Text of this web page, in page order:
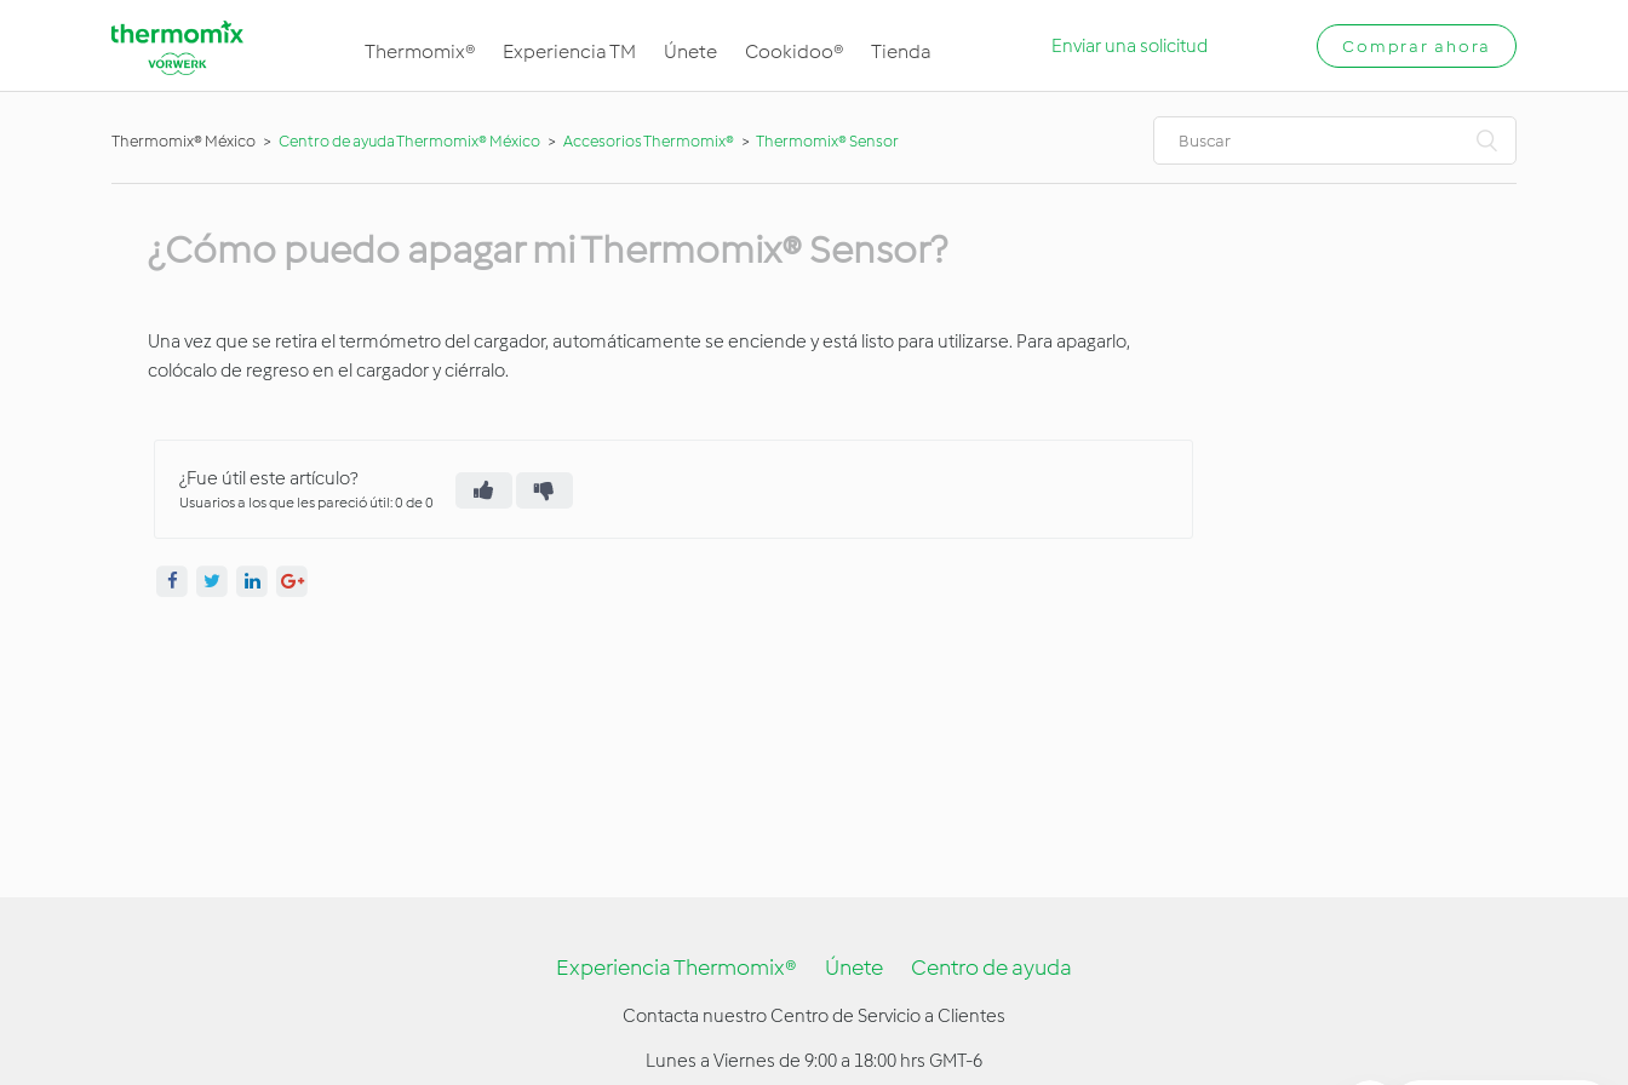
Thermomix® Experiencia TM Únete Cookidoo® Tienda Enviar una solicitud Comprar ahora
Thermomix® México Centro de ayuda Thermomix® México Accesorios Thermomix® Thermomix® Sensor
¿Cómo puedo apagar mi Thermomix® Sensor?
Una vez que se retira el termómetro del cargador, automáticamente se enciende y está listo para utilizarse. Para apagarlo,
colócalo de regreso en el cargador y ciérralo.
¿Fue útil este artículo?
Usuarios a los que les pareció útil: 0 de 0
Experiencia Thermomix® Únete Centro de ayuda
Contacta nuestro Centro de Servicio a Clientes
Lunes a Viernes de 9:00 a 18:00 hrs GMT-6